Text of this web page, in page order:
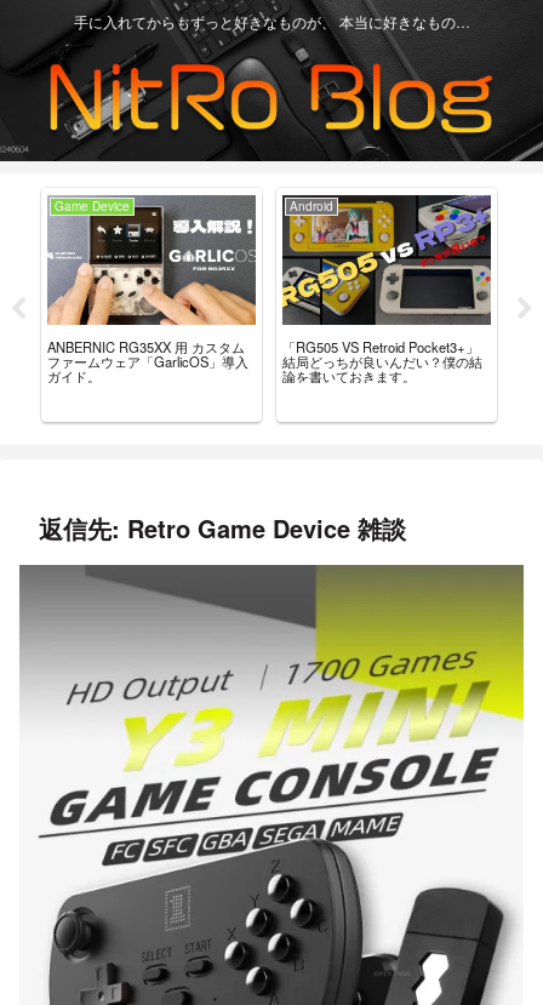
手に入れてからもずっと好きなものが、 本当に好きなもの…
Game Device
ANBERNIC RG35XX 用 カスタム
ファームウェア「GarlicOS」導入
ガイド。
Android
「RG505 VS Retroid Pocket3+」
結局どっちが良いんだい？僕の結
論を書いておきます。
返信先: Retro Game Device 雑談